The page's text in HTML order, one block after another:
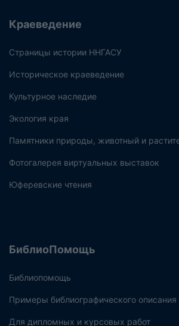
Краеведение
Страницы истории ННГАСУ
Историческое краеведение
Культурное наследие
Экология края
Памятники природы, животный и
Фотогалерея виртуальных выставок
Юферевские чтения
БиблиоПомощь
Библиопомощь
Примеры библиографического описания
Для дипломных и курсовых работ